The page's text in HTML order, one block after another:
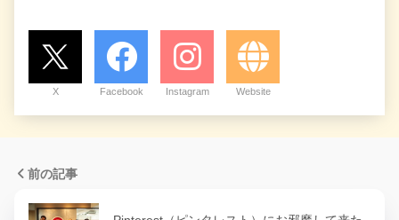
X Facebook Instagram Website
前の記事